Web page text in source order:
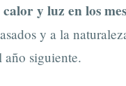
y luz en los
y a la
año siguiente.